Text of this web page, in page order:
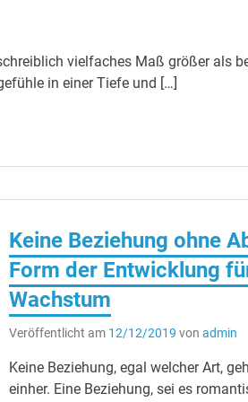
vielfaches Maß größer als
in einer Tiefe und […]
Keine Beziehung ohne
Form der Entwicklung
Wachstum
Veröffentlicht am 12/12/2019 vonadmin
Keine Beziehung, egal welcher Art,
einher. Eine Beziehung, sei es